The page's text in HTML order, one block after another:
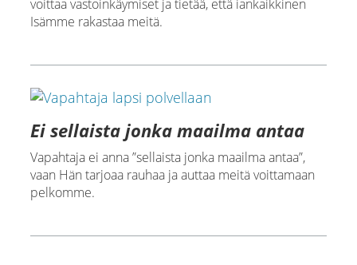
voittaa vastoinkäymiset ja tietää, että iankaikkinen
Isämme rakastaa meitä.
Ei sellaista jonka maailma antaa
Vapahtaja ei anna ”sellaista jonka maailma antaa”,
vaan Hän tarjoaa rauhaa ja auttaa meitä voittamaan
pelkomme.